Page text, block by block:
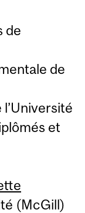
de
de
et
(McGill)